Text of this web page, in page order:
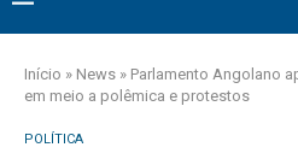
Início » News » Parlamento Angolano
em meio a polêmica e protestos
POLÍTICA